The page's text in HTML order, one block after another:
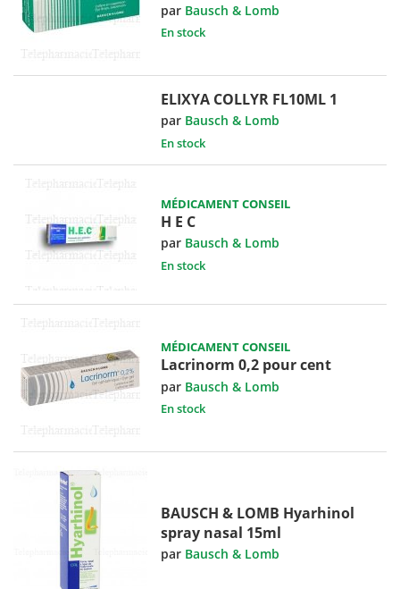
par Bausch & Lomb
En stock
ELIXYA COLLYR FL10ML 1
par Bausch & Lomb
En stock
MÉDICAMENT CONSEIL
H E C
par Bausch & Lomb
En stock
MÉDICAMENT CONSEIL
Lacrinorm 0,2 pour cent
par Bausch & Lomb
En stock
BAUSCH & LOMB Hyarhinol
spray nasal 15ml
par Bausch & Lomb